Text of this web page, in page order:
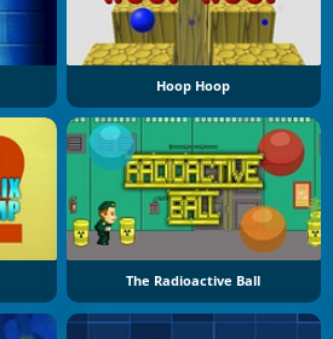
Hoop Hoop
The Radioactive Ball